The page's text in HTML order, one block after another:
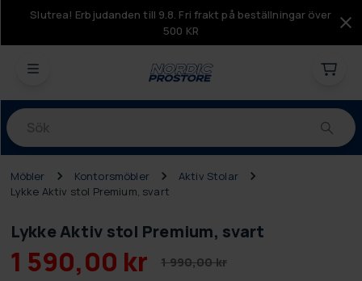
Slutrea! Erbjudanden till 9.8. Fri frakt på beställningar över
500 KR
Produkter
Möbler Kontorsmöbler
Aktiv Stolar
Lykke Aktiv stol Premium, svart
Lykke Aktiv stol Premium, svart
1 590,00 kr 1 990,00 kr